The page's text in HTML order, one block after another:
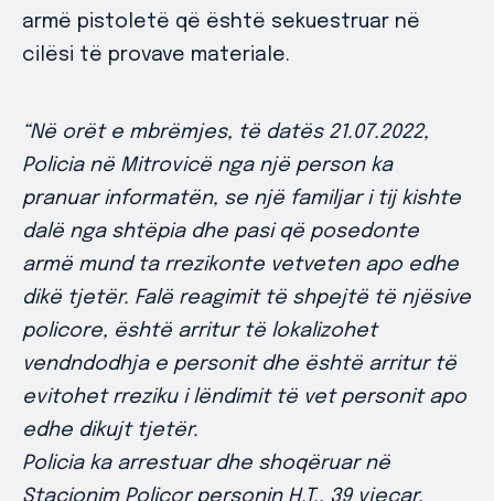
armë pistoletë që është sekuestruar në
cilësi të provave materiale.
“Në orët e mbrëmjes, të datës 21.07.2022,
Policia në Mitrovicë nga një person ka
pranuar informatën, se një familjar i tij kishte
dalë nga shtëpia dhe pasi që posedonte
armë mund ta rrezikonte vetveten apo edhe
dikë tjetër. Falë reagimit të shpejtë të njësive
policore, është arritur të lokalizohet
vendndodhja e personit dhe është arritur të
evitohet rreziku i lëndimit të vet personit apo
edhe dikujt tjetër.
Policia ka arrestuar dhe shoqëruar në
Stacionim Policor personin H.T., 39 vjeçar,